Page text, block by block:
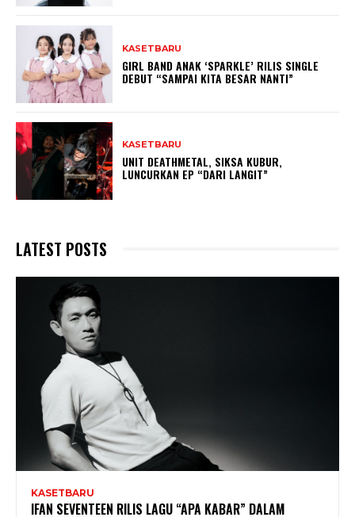
KASETBARU
GIRL BAND ANAK ‘SPARKLE’ RILIS SINGLE
DEBUT “SAMPAI KITA BESAR NANTI”
KASETBARU
UNIT DEATHMETAL, SIKSA KUBUR,
LUNCURKAN EP “DARI LANGIT”
LATEST POSTS
KASETBARU
IFAN SEVENTEEN RILIS LAGU “APA KABAR” DALAM